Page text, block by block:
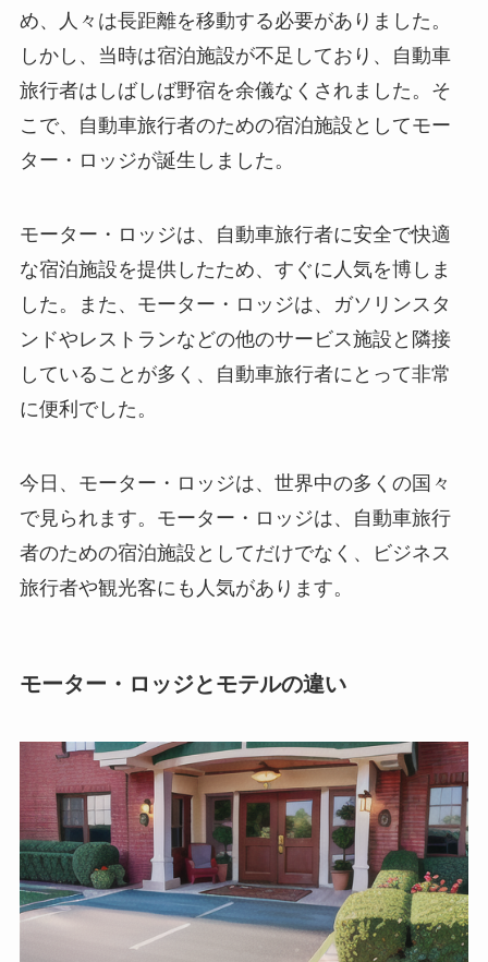
め、人々は長距離を移動する必要がありました。
しかし、当時は宿泊施設が不足しており、自動車
旅行者はしばしば野宿を余儀なくされました。そ
こで、自動車旅行者のための宿泊施設としてモー
ター・ロッジが誕生しました。
モーター・ロッジは、自動車旅行者に安全で快適
な宿泊施設を提供したため、すぐに人気を博しま
した。また、モーター・ロッジは、ガソリンスタ
ンドやレストランなどの他のサービス施設と隣接
していることが多く、自動車旅行者にとって非常
に便利でした。
今日、モーター・ロッジは、世界中の多くの国々
で見られます。モーター・ロッジは、自動車旅行
者のための宿泊施設としてだけでなく、ビジネス
旅行者や観光客にも人気があります。
モーター・ロッジとモテルの違い